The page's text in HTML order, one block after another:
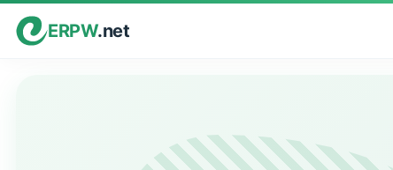
ERPW.net